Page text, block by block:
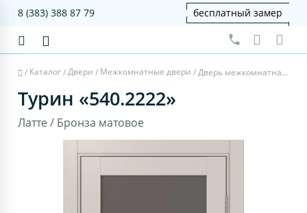
8 (383) 388 87 79 бесплатный замер
/ Каталог/Двери / Межкомнатные двери / Дверь межкомнатная Турин 540.2222 - латте, бронза матовое
Турин «540.2222»
Латте / Бронза матовое